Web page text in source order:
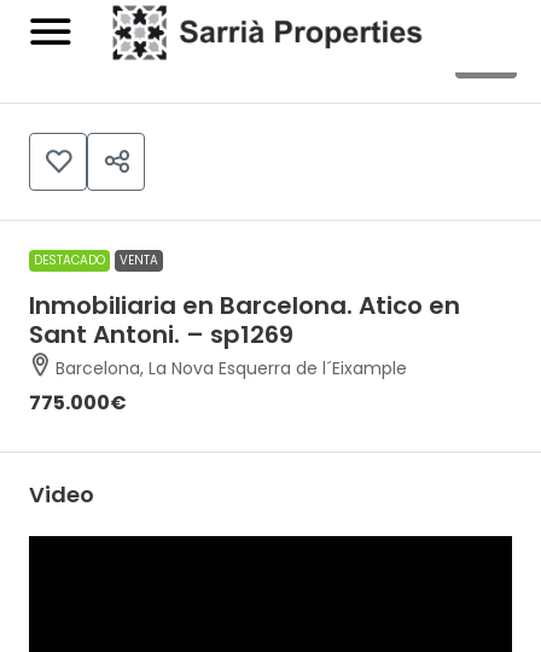
DESTACADO VENTA
Inmobiliaria en Barcelona. Atico en
Sant Antoni. – sp1269
Barcelona, La Nova Esquerra de l´Eixample
775.000€
Video